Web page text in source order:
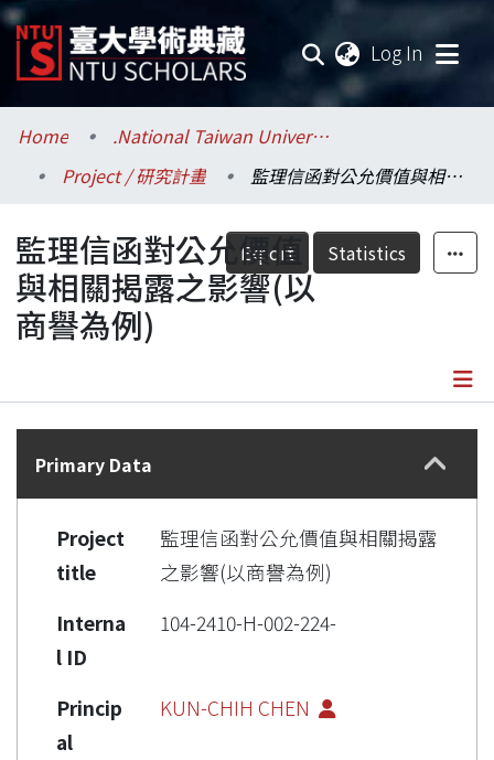
Log In
Communities & Collections
Research Outputs
Fundings & Projects
Researchers
Statistics
Home
.National Taiwan University / 國立臺灣大學
Project / 研究計畫
監理信函對公允價值與相關揭露之影響(以商譽為例)
Export Statistics
監理信函對公允價值
與相關揭露之影響(以
商譽為例)
Details
Primary Data
Project
title
監理信函對公允價值與相關揭露
之影響(以商譽為例)
Interna
l ID
104-2410-H-002-224-
Princip
al
KUN-CHIH CHEN